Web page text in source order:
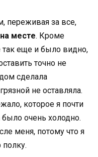
переживая за все,
месте. Кроме
так еще и было видно,
точно не
сделала
не оставляла.
которое я почти
было очень холодно.
меня, потому что я